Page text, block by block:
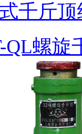
千斤
QL螺旋